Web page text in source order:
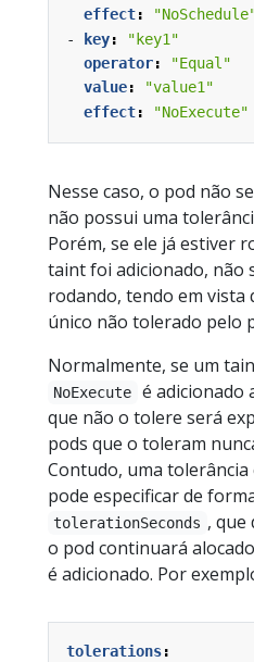
effect:
- key:
"key1"
operator:
"Equal"
value:
"value1"
effect: "NoExecute"
Nesse caso, o pod não
não possui uma
Porém, se ele já estiver
taint foi adicionado, não
rodando, tendo em
único não tolerado pelo
Normalmente, se um
NoExecute
é adicionado
que não o tolere será
pods que o toleram
Contudo, uma tolerância
pode especificar de
tolerationSeconds ,
o pod continuará
é adicionado. Por
tolerations: